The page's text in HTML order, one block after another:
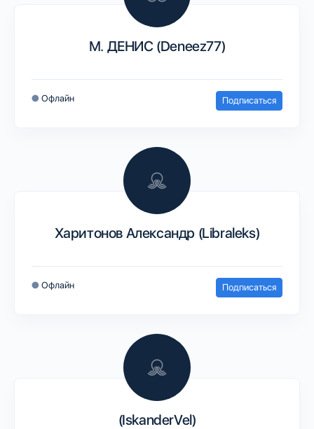
М. ДЕНИС (Deneez77)
● Офлайн Подписаться
Харитонов Александр (Libraleks)
● Офлайн Подписаться
(IskanderVel)